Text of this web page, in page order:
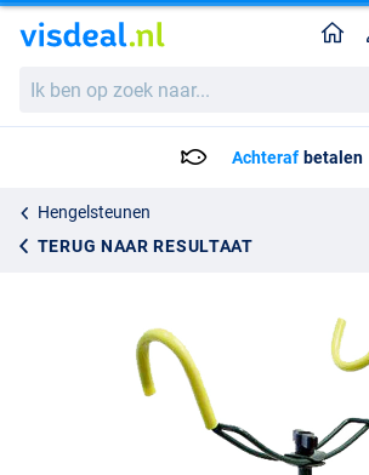
ben
Achteraf betalen
Hengelsteunen
TERUG NAAR RESULTAAT
Energo instelbare Hengelsteun
13.95